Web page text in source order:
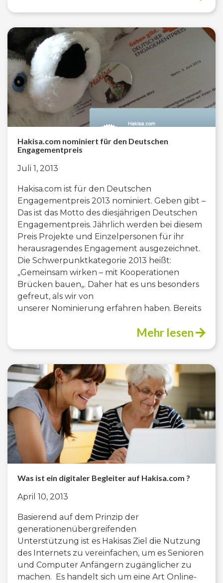
Hakisa.com nominiert für den Deutschen
Engagementpreis
Juli 1, 2013
Hakisa.com ist für den Deutschen
Engagementpreis 2013 nominiert. Geben gibt –
Das ist das Motto des diesjährigen Deutschen
Engagementpreis. Jährlich werden bei diesem
Preis Projekte und Einzelpersonen für ihr
herausragendes Engagement ausgezeichnet.
Die Schwerpunktkategorie 2013 heißt:
„Gemeinsam wirken – mit Kooperationen
Brücken bauen„. Daher hat es uns besonders
gefreut, als wir von
unserer Nominierung erfahren haben. Bereits
Mehr lesen
Was ist ein digitaler Begleiter auf Hakisa.com ?
April 10, 2013
Basierend auf dem Prinzip der
generationenübergreifenden
Unterstützung ist es Hakisas Ziel die Nutzung
des Internets zu vereinfachen, um es Senioren
und Computer Anfängern zugänglicher zu
machen. Es handelt sich um eine Art Online-